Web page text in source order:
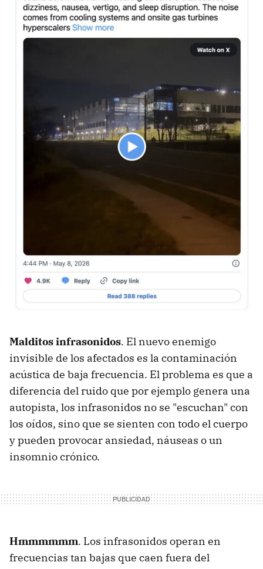
Malditos infrasonidos. El nuevo enemigo
invisible de los afectados es la contaminación
acústica de baja frecuencia. El problema es que a
diferencia del ruido que por ejemplo genera una
autopista, los infrasonidos no se "escuchan" con
los oídos, sino que se sienten con todo el cuerpo
y pueden provocar ansiedad, náuseas o un
insomnio crónico.
Hmmmmmm. Los infrasonidos operan en
frecuencias tan bajas que caen fuera del